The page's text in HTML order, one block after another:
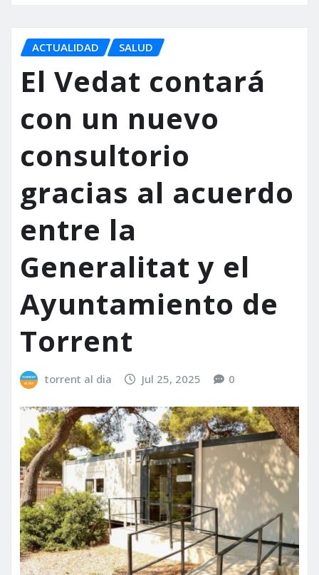
ACTUALIDAD SALUD
El Vedat contará
con un nuevo
consultorio
gracias al acuerdo
entre la
Generalitat y el
Ayuntamiento de
Torrent
torrent al dia Jul 25, 2025 0